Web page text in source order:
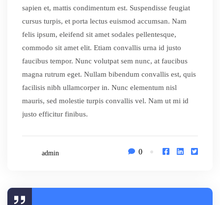
sapien et, mattis condimentum est. Suspendisse feugiat
cursus turpis, et porta lectus euismod accumsan. Nam
felis ipsum, eleifend sit amet sodales pellentesque,
commodo sit amet elit. Etiam convallis urna id justo
faucibus tempor. Nunc volutpat sem nunc, at faucibus
magna rutrum eget. Nullam bibendum convallis est, quis
facilisis nibh ullamcorper in. Nunc elementum nisl
mauris, sed molestie turpis convallis vel. Nam ut mi id
justo efficitur finibus.
admin 0